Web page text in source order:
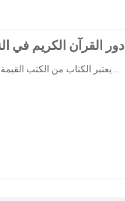
دور القرآن الكريم في
يعتبر الكتاب من الكتب القيمة لباحثي العلوم القرآنية بصورة خاصة وغيرهم من المتخصصين في العل ...